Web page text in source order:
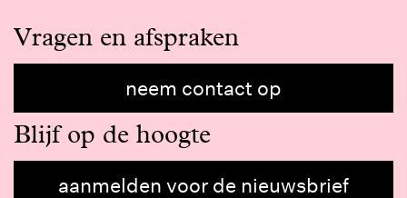
Vragen en afspraken
neem contact op
Blijf op de hoogte
aanmelden voor de nieuwsbrief